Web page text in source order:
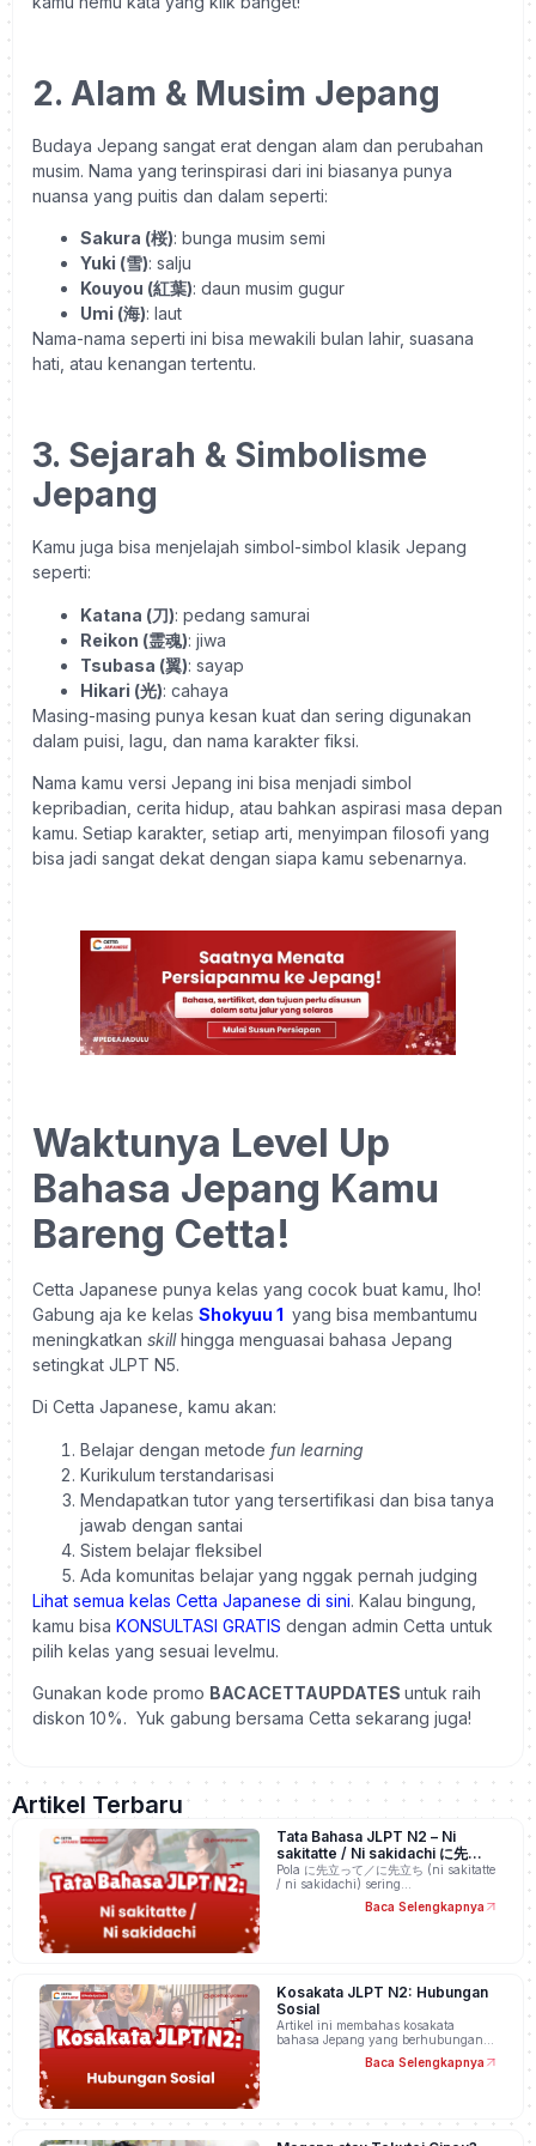
2. Alam & Musim Jepang
Budaya Jepang sangat erat dengan alam dan perubahan
musim. Nama yang terinspirasi dari ini biasanya punya
nuansa yang puitis dan dalam seperti:
Sakura (桜): bunga musim semi
Yuki (雪): salju
Kouyou (紅葉): daun musim gugur
Umi (海): laut
Nama-nama seperti ini bisa mewakili bulan lahir, suasana
hati, atau kenangan tertentu.
3. Sejarah & Simbolisme
Jepang
Kamu juga bisa menjelajah simbol-simbol klasik Jepang
seperti:
Katana (刀): pedang samurai
Reikon (霊魂): jiwa
Tsubasa (翼): sayap
Hikari (光): cahaya
Masing-masing punya kesan kuat dan sering digunakan
dalam puisi, lagu, dan nama karakter fiksi.
Nama kamu versi Jepang ini bisa menjadi simbol
kepribadian, cerita hidup, atau bahkan aspirasi masa depan
kamu. Setiap karakter, setiap arti, menyimpan filosofi yang
bisa jadi sangat dekat dengan siapa kamu sebenarnya.
Waktunya Level Up
Bahasa Jepang Kamu
Bareng Cetta!
Cetta Japanese punya kelas yang cocok buat kamu, lho!
Gabung aja ke kelas Shokyuu 1 yang bisa membantumu
meningkatkan skillhingga menguasai bahasa Jepang
setingkat JLPT N5.
Di Cetta Japanese, kamu akan:
Belajar dengan metode fun learning
Kurikulum terstandarisasi
Mendapatkan tutor yang tersertifikasi dan bisa tanya
jawab dengan santai
Sistem belajar fleksibel
Ada komunitas belajar yang nggak pernah judging
Lihat semua kelas Cetta Japanese di sini. Kalau bingung,
kamu bisa KONSULTASI GRATIS dengan admin Cetta untuk
pilih kelas yang sesuai levelmu.
Gunakan kode promo BACACETTAUPDATES untuk raih
diskon 10%. Yuk gabung bersama Cetta sekarang juga!
Artikel Terbaru
Tata Bahasa JLPT N2 – Ni
sakitatte / Ni sakidachi に先立っ
て／に先立ち
Pola に先立って／に先立ち (ni sakitatte
/ ni sakidachi) sering…
Baca Selengkapnya
Kosakata JLPT N2: Hubungan
Sosial
Artikel ini membahas kosakata
bahasa Jepang yang berhubungan…
Baca Selengkapnya